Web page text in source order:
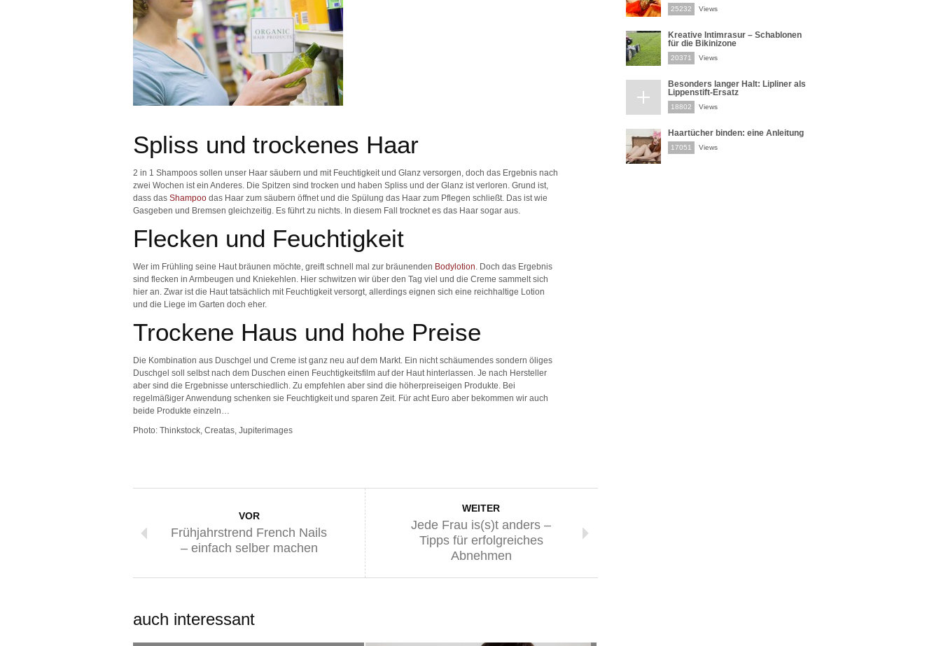
Spliss und trockenes Haar
2 in 1 Shampoos sollen unser Haar säubern und mit Feuchtigkeit und Glanz versorgen, doch das Ergebnis nach
zwei Wochen ist ein Anderes. Die Spitzen sind trocken und haben Spliss und der Glanz ist verloren. Grund ist,
dass das Shampoo das Haar zum säubern öffnet und die Spülung das Haar zum Pflegen schließt. Das ist wie
Gasgeben und Bremsen gleichzeitig. Es führt zu nichts. In diesem Fall trocknet es das Haar sogar aus.
Flecken und Feuchtigkeit
Wer im Frühling seine Haut bräunen möchte, greift schnell mal zur bräunenden Bodylotion. Doch das Ergebnis
sind flecken in Armbeugen und Kniekehlen. Hier schwitzen wir über den Tag viel und die Creme sammelt sich
hier an. Zwar ist die Haut tatsächlich mit Feuchtigkeit versorgt, allerdings eignen sich eine reichhaltige Lotion
und die Liege im Garten doch eher.
Trockene Haus und hohe Preise
Die Kombination aus Duschgel und Creme ist ganz neu auf dem Markt. Ein nicht schäumendes sondern öliges
Duschgel soll selbst nach dem Duschen einen Feuchtigkeitsfilm auf der Haut hinterlassen. Je nach Hersteller
aber sind die Ergebnisse unterschiedlich. Zu empfehlen aber sind die höherpreiseigen Produkte. Bei
regelmäßiger Anwendung schenken sie Feuchtigkeit und sparen Zeit. Für acht Euro aber bekommen wir auch
beide Produkte einzeln…
Photo: Thinkstock, Creatas, Jupiterimages
VOR
Frühjahrstrend French Nails
– einfach selber machen
WEITER
Jede Frau is(s)t anders –
Tipps für erfolgreiches
Abnehmen
auch interessant
25232 Views
Kreative Intimrasur – Schablonen
für die Bikinizone
20371 Views
Besonders langer Halt: Lipliner als
Lippenstift-Ersatz
18802 Views
Haartücher binden: eine Anleitung
17051 Views